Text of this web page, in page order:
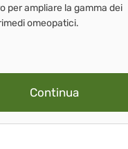
per ampliare la gamma dei
omeopatici.
Continua